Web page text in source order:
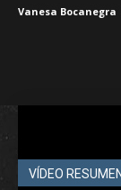
Vanesa Bocanegra
VÍDEO